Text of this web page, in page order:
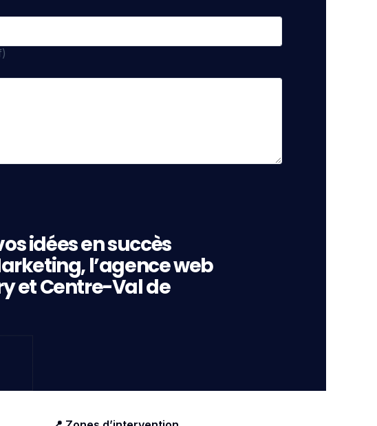
idées en succès
l’agence web
et Centre-Val de